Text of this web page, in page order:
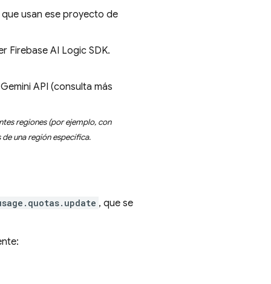
usan ese proyecto de
Firebase AI Logic SDK.
Gemini API (consulta más
regiones (por ejemplo, con
una región específica.
, que se